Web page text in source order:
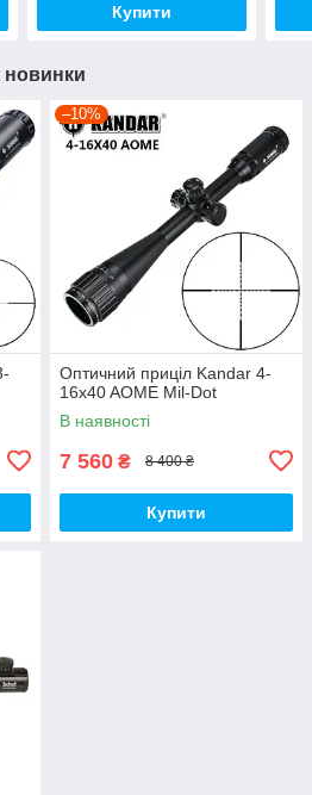
Купити
новинки
–10%
Оптичний приціл Kandar 4-
16x40 AOME Mil-Dot
В наявності
7 560 ₴ 8 400 ₴
Купити